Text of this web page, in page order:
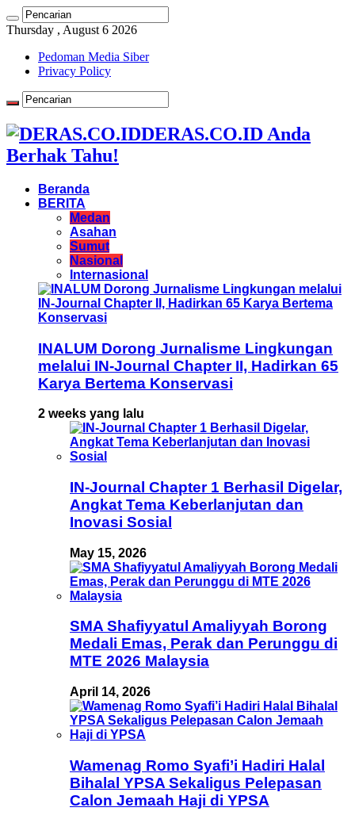
Thursday , August 6 2026
Pedoman Media Siber
Privacy Policy
DERAS.CO.ID Anda
Berhak Tahu!
Beranda
BERITA
Medan
Asahan
Sumut
Nasional
Internasional
INALUM Dorong Jurnalisme Lingkungan
melalui IN-Journal Chapter II, Hadirkan 65
Karya Bertema Konservasi
2 weeks yang lalu
IN-Journal Chapter 1 Berhasil Digelar,
Angkat Tema Keberlanjutan dan
Inovasi Sosial
May 15, 2026
SMA Shafiyyatul Amaliyyah Borong
Medali Emas, Perak dan Perunggu di
MTE 2026 Malaysia
April 14, 2026
Wamenag Romo Syafi’i Hadiri Halal
Bihalal YPSA Sekaligus Pelepasan
Calon Jemaah Haji di YPSA